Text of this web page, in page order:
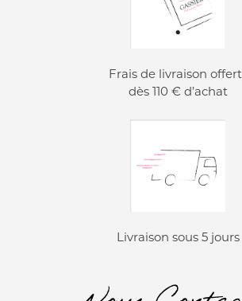
Frais de livraison
dès 110 € d’achat
Livraison sous 5 jours